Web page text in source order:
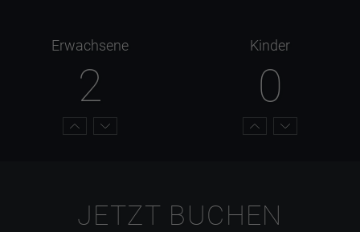
Erwachsene
2
Kinder
0
JETZT BUCHEN